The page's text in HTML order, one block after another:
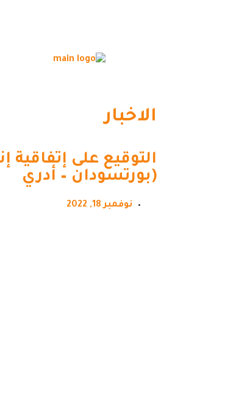
الاخبار
التوقيع على
(بورتسودان – أدري
نوفمبر 18, 2022